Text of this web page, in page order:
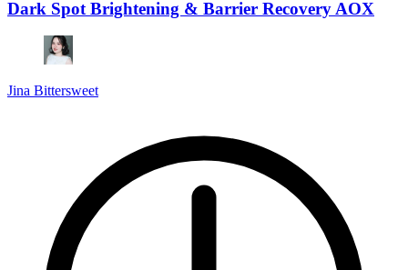
Dark Spot Brightening & Barrier Recovery AOX
Jina Bittersweet